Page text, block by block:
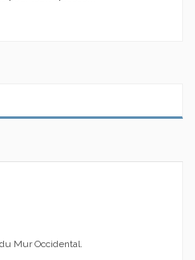
Mur Occidental.